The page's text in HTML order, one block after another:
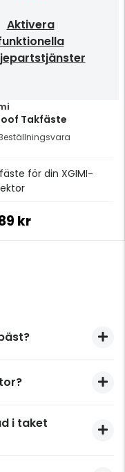
Aktivera
Takfäste
för din XGIMI-
kr
deras
intensiv
viktiga
i taket